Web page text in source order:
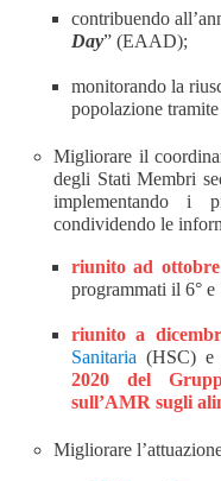
contribuendo
Day” (EAAD);
monitorando la
popolazione
Migliorare il
degli Stati Membri
implementando i
condividendo le
riunitoad
programmati il 6°
riunitoa
Sanitaria (HSC) e
2020 del G
sull’AMR sugli
Migliorare